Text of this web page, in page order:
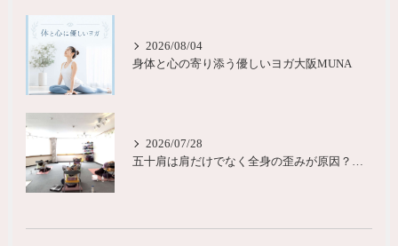
2026/08/04
身体と心の寄り添う優しいヨガ大阪MUNA
2026/07/28
五十肩は肩だけでなく全身の歪みが原因？城東区ヨガピラティス